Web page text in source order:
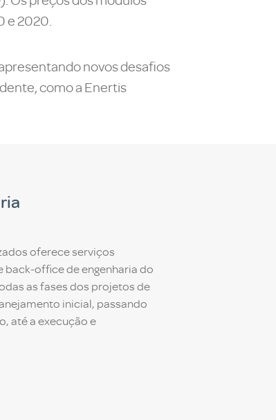
e 2020.
novos desafios
como a Enertis
oferece serviços
back-office de engenharia do
as fases dos projetos de
inicial, passando
até a execução e